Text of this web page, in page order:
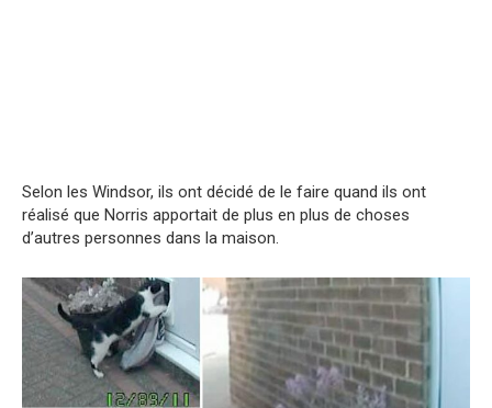
Selon les Windsor, ils ont décidé de le faire quand ils ont
réalisé que Norris apportait de plus en plus de choses
d’autres personnes dans la maison.